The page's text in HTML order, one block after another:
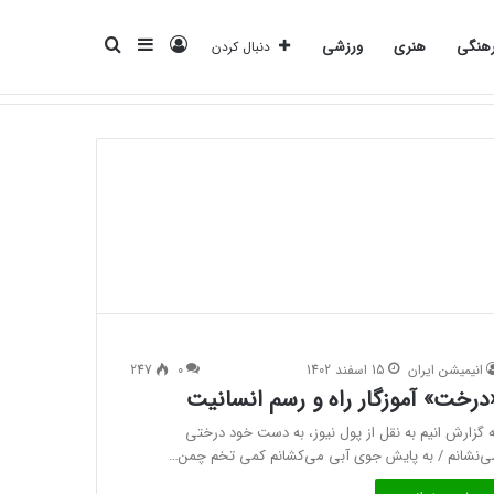
هنری ورزشی
برای
سایدبار ورود
دنبال کردن
انیمیشن ایران 15 اسفند 1402 0
247
آموزگار راه و رسم انسانیت
گزارش انیم به نقل از پول نیوز، به دست خود درختی
/ به پایش جوی آبی می‌کشانم کمی تخم چمن…